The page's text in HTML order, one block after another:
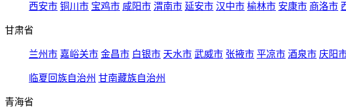
西安市 铜川市 宝鸡市 咸阳市 渭南市 延安市 汉中市 榆林市 安康市 商洛市
甘肃省
兰州市 嘉峪关市 金昌市 白银市 天水市 武威市 张掖市 平凉市 酒泉市 庆阳
临夏回族自治州 甘南藏族自治州
青海省